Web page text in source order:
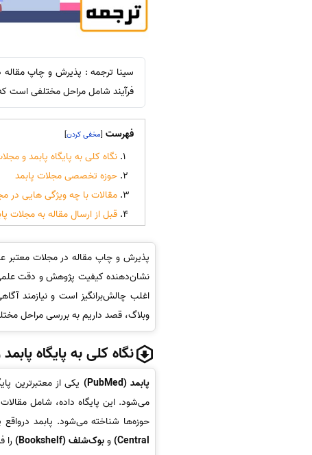
فرآیند شامل مراحل مختلفی است
فهرست [
]
نگاه کلی به پایگاه پابمد و
حوزه تخصصی مجلات پابمد
مقالات با چه ویژگی هایی در
قبل از ارسال مقاله به مجلات
نشان‌دهنده کیفیت پژوهش و دقت علمی
اغلب چالش‌برانگیز است و نیازمند
وبلاگ، قصد داریم به بررسی مراحل
نگاه کلی به پایگاه
پابمد (PubMed)
می‌شود. این پایگاه داده، شامل
حوزه‌ها شناخته می‌شود. پابمد
Central) وبوک‌شلف (Bookshelf) را